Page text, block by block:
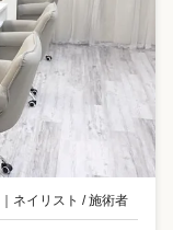
ネイリスト / 施術者